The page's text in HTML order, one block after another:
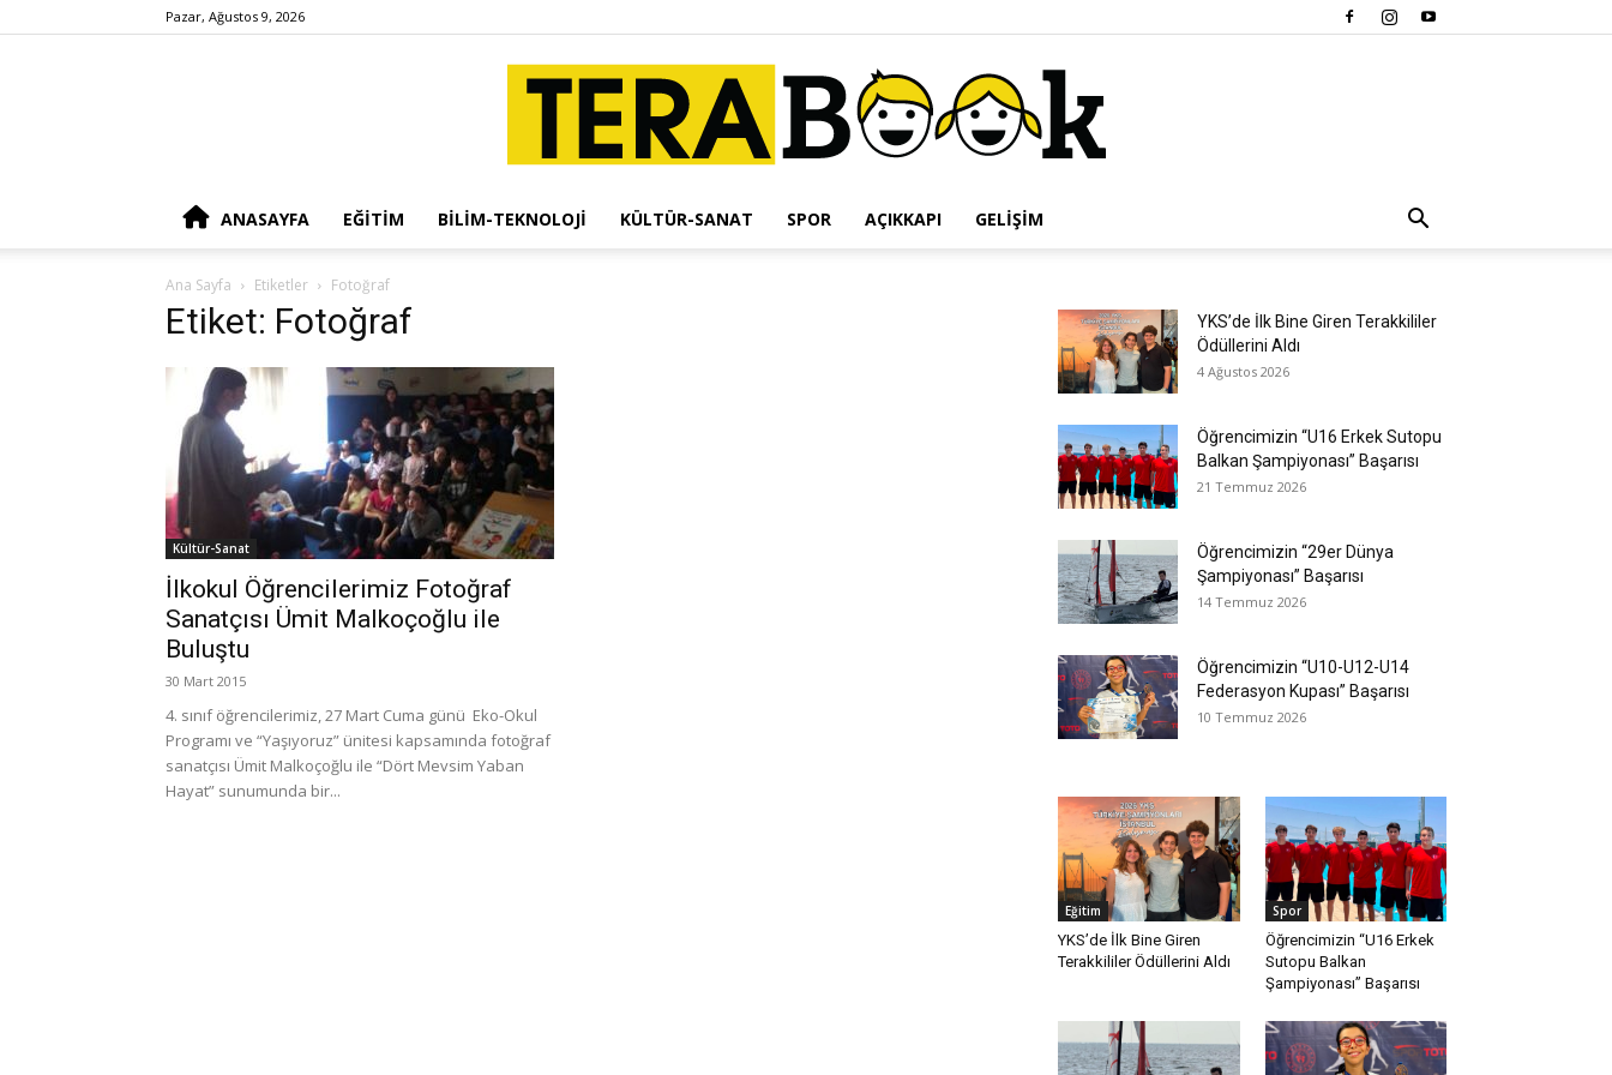
Pazar, Ağustos 9, 2026
ANASAYFA EĞITIM BILIM-TEKNOLOJI KÜLTÜR-SANAT SPOR AÇIKKAPI GELIŞIM
Ana Sayfa Etiketler Fotoğraf
Etiket: Fotoğraf
Kültür-Sanat
İlkokul Öğrencilerimiz Fotoğraf
Sanatçısı Ümit Malkoçoğlu ile
Buluştu
30 Mart 2015
4. sınıf öğrencilerimiz, 27 Mart Cuma günü Eko-Okul
Programı ve “Yaşıyoruz” ünitesi kapsamında fotoğraf
sanatçısı Ümit Malkoçoğlu ile “Dört Mevsim Yaban
Hayat” sunumunda bir...
YKS’de İlk Bine Giren Terakkililer
Ödüllerini Aldı
4 Ağustos 2026
Öğrencimizin “U16 Erkek Sutopu
Balkan Şampiyonası” Başarısı
21 Temmuz 2026
Öğrencimizin “29er Dünya
Şampiyonası” Başarısı
14 Temmuz 2026
Öğrencimizin “U10-U12-U14
Federasyon Kupası” Başarısı
10 Temmuz 2026
Eğitim
YKS’de İlk Bine Giren
Terakkililer Ödüllerini Aldı
Spor
Öğrencimizin “U16 Erkek
Sutopu Balkan
Şampiyonası” Başarısı